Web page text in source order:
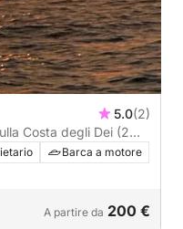
5.0(2)
Costa degli Dei (2
Barca a motore
A partire da 200 €